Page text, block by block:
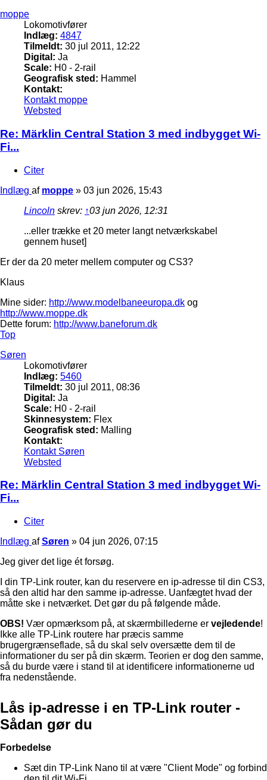
moppe
Lokomotivfører
Indlæg: 4847
Tilmeldt: 30 jul 2011, 12:22
Digital: Ja
Scale: H0 - 2-rail
Geografisk sted: Hammel
Kontakt:
Kontakt moppe
Websted
Re: Märklin Central Station 3 med indbygget Wi-
Fi...
Citer
Indlæg af moppe » 03 jun 2026, 15:43
Lincoln skrev: ↑03 jun 2026, 12:31
...eller trække et 20 meter langt netværkskabel
gennem huset]
Er der da 20 meter mellem computer og CS3?
Klaus
Mine sider: http://www.modelbaneeuropa.dk og
http://www.moppe.dk
Dette forum: http://www.baneforum.dk
Top
Søren
Lokomotivfører
Indlæg: 5460
Tilmeldt: 30 jul 2011, 08:36
Digital: Ja
Scale: H0 - 2-rail
Skinnesystem: Flex
Geografisk sted: Malling
Kontakt:
Kontakt Søren
Websted
Re: Märklin Central Station 3 med indbygget Wi-
Fi...
Citer
Indlæg afSøren » 04 jun 2026, 07:15
Jeg giver det lige ét forsøg.
I din TP-Link router, kan du reservere en ip-adresse til din CS3,
så den altid har den samme ip-adresse. Uanfægtet hvad der
måtte ske i netværket. Det gør du på følgende måde.
OBS! Vær opmærksom på, at skærmbillederne er vejledende!
Ikke alle TP-Link routere har præcis samme
brugergrænseflade, så du skal selv oversætte dem til de
informationer du ser på din skærm. Teorien er dog den samme,
så du burde være i stand til at identificere informationerne ud
fra nedenstående.
Lås ip-adresse i en TP-Link router -
Sådan gør du
Forbedelse
Sæt din TP-Link Nano til at være "Client Mode" og forbind